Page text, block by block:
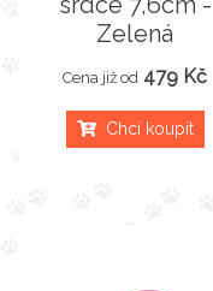
Zelená
Cena již od 479 Kč
Chci koupit